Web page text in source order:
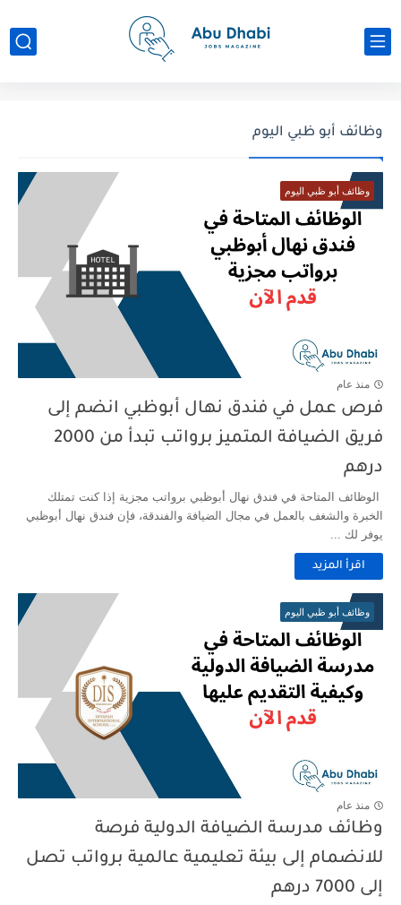
وظائف أبو ظبي اليوم
وظائف أبو ظبي اليوم
منذ عام
فرص عمل في فندق نهال أبوظبي انضم إلى
فريق الضيافة المتميز برواتب تبدأ من 2000
درهم
الوظائف المتاحة في فندق نهال أبوظبي برواتب مجزية إذا كنت تمتلك
الخبرة والشغف بالعمل في مجال الضيافة والفندقة، فإن فندق نهال أبوظبي
يوفر لك ...
اقرأ المزيد
وظائف أبو ظبي اليوم
منذ عام
وظائف مدرسة الضيافة الدولية فرصة
للانضمام إلى بيئة تعليمية عالمية برواتب تصل
إلى 7000 درهم